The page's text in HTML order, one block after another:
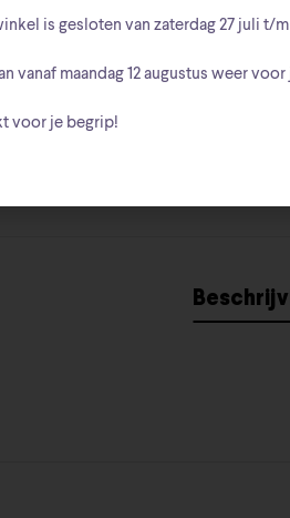
is gesloten van zaterdag27 juli t/m
vanaf maandag 12 augustus weer voor
voor je begrip!